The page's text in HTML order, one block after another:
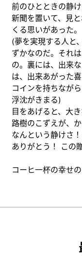
前のひとときの静け
新聞を置いて、見
くる思いがあった。
(夢を実現する人と
ずかなのだ。それ
の。裏には、出来
は、出来あがった
コインを持ちなが
浮沈がきまる)
目をあげると、大
路樹のこずえが、
なんという静けさ
ありがとう！ この
コーヒ一杯の幸せ